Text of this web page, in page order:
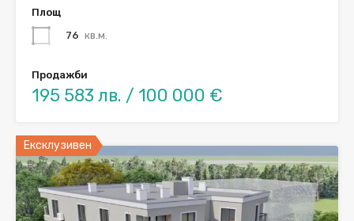
Площ
76 кв.м.
Продажби
195 583 лв. / 100 000 €
Ексклузивен